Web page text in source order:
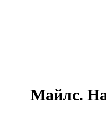
Майлс.